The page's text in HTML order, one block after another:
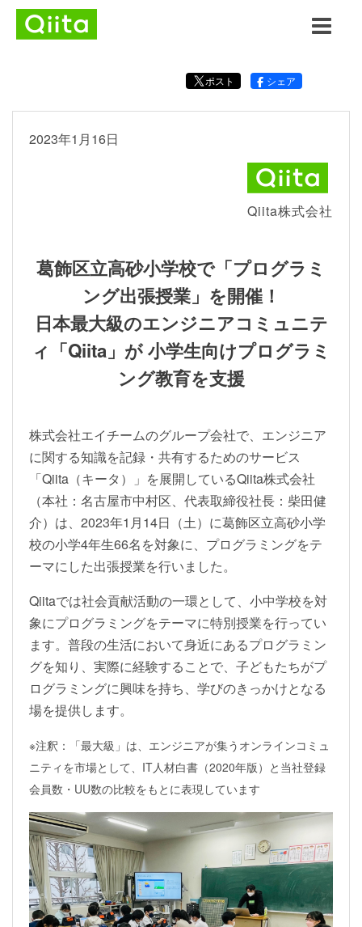
ポスト シェア
2023年1月16日
Qiita株式会社
葛飾区立高砂小学校で「プログラミ
ング出張授業」を開催！
日本最大級のエンジニアコミュニテ
ィ「Qiita」が 小学生向けプログラミ
ング教育を支援
株式会社エイチームのグループ会社で、エンジニア
に関する知識を記録・共有するためのサービス
「Qiita（キータ）」を展開しているQiita株式会社
（本社：名古屋市中村区、代表取締役社長：柴田健
介）は、2023年1月14日（土）に葛飾区立高砂小学
校の小学4年生66名を対象に、プログラミングをテ
ーマにした出張授業を行いました。
Qiitaでは社会貢献活動の一環として、小中学校を対
象にプログラミングをテーマに特別授業を行ってい
ます。普段の生活において身近にあるプログラミン
グを知り、実際に経験することで、子どもたちがプ
ログラミングに興味を持ち、学びのきっかけとなる
場を提供します。
※注釈：「最大級」は、エンジニアが集うオンラインコミュ
ニティを市場として、IT人材白書（2020年版）と当社登録
会員数・UU数の比較をもとに表現しています